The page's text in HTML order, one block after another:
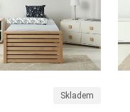
Skladem